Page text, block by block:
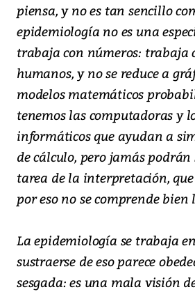
piensa, y no es tan sencillo
epidemiología no es una
trabaja con números: trabaja
humanos, y no se reduce a
modelos matemáticos
tenemos las computadoras y
informáticos que ayudan a
de cálculo, pero jamás
tarea de la interpretación,
por eso no se comprende
La epidemiología se trabaja
sustraerse de eso parece
sesgada: es una mala visión